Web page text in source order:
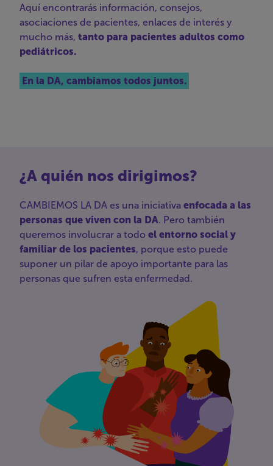
Aquí encontrarás información, consejos,
asociaciones de pacientes, enlaces de interés y
mucho más, tanto para pacientes adultos como
pediátricos.
En la DA, cambiamos todos juntos.
¿A quién nos dirigimos?
CAMBIEMOS LA DA es una iniciativa enfocada a las
personas que viven con la DA. Pero también
queremos involucrar a todo el entorno social y
familiar de los pacientes, porque esto puede
suponer un pilar de apoyo importante para las
personas que sufren esta enfermedad.